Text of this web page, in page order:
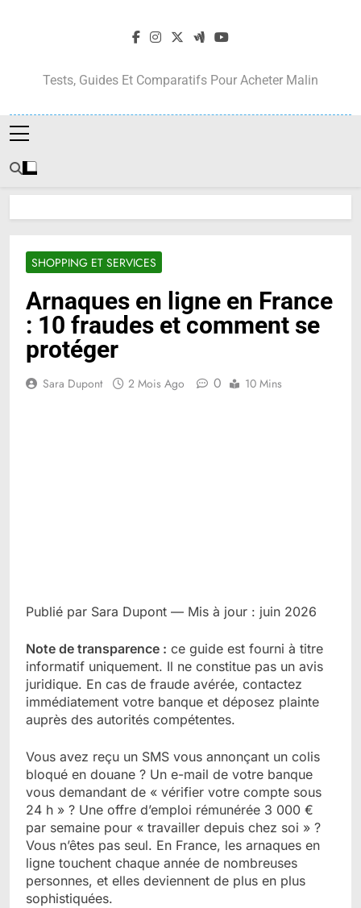
Tests, Guides Et Comparatifs Pour Acheter Malin
SHOPPING ET SERVICES
Arnaques en ligne en France
: 10 fraudes et comment se
protéger
Sara Dupont 2 Mois Ago 0 10 Mins
Publié par Sara Dupont — Mis à jour : juin 2026
Note de transparence : ce guide est fourni à titre
informatif uniquement. Il ne constitue pas un avis
juridique. En cas de fraude avérée, contactez
immédiatement votre banque et déposez plainte
auprès des autorités compétentes.
Vous avez reçu un SMS vous annonçant un colis
bloqué en douane ? Un e-mail de votre banque
vous demandant de « vérifier votre compte sous
24 h » ? Une offre d’emploi rémunérée 3 000 €
par semaine pour « travailler depuis chez soi » ?
Vous n’êtes pas seul. En France, les arnaques en
ligne touchent chaque année de nombreuses
personnes, et elles deviennent de plus en plus
sophistiquées.